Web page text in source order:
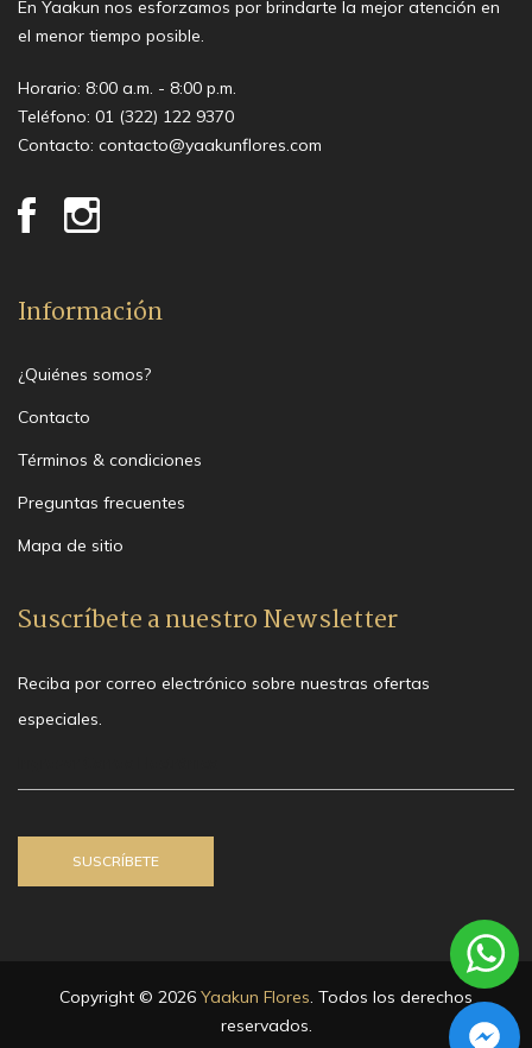
En Yaakun nos esforzamos por brindarte la mejor atención en
el menor tiempo posible.
Horario: 8:00 a.m. - 8:00 p.m.
Teléfono: 01 (322) 122 9370
Contacto: contacto@yaakunflores.com
Información
¿Quiénes somos?
Contacto
Términos & condiciones
Preguntas frecuentes
Mapa de sitio
Suscríbete a nuestro Newsletter
Reciba por correo electrónico sobre nuestras ofertas
especiales.
Copyright © 2026 Yaakun Flores. Todos los derechos
reservados.